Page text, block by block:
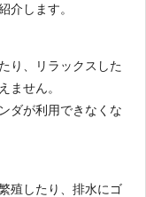
介します。
り、リラックスした
ません。
ダが利用できなくな
殖したり、排水にゴ